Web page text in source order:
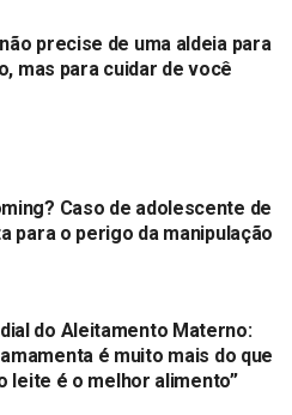
precise de uma aldeia para
mas para cuidar de você
Caso de adolescente de
para o perigo da manipulação
do Aleitamento Materno:
é muito mais do que
leite é o melhor alimento”